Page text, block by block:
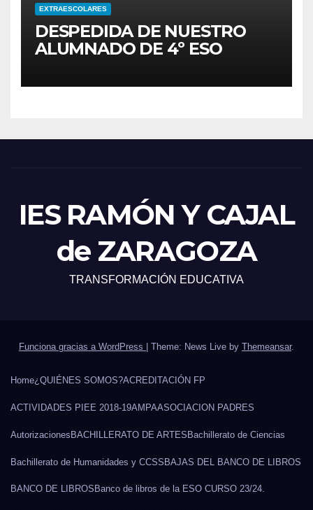
EXTRAESCOLARES
DESPEDIDA DE NUESTRO
ALUMNADO DE 4º ESO
IES RAMÓN Y CAJAL
de ZARAGOZA
TRANSFORMACIÓN EDUCATIVA
Funciona gracias a WordPress Theme: News Live by Themeansar.
Home¿QUIÉNES SOMOS?ACREDITACIÓN FP
ACTIVIDADES PIEE 2018-19AMPAASOCIACION PADRES
Autorizaciones BACHILLERATO DE ARTES Bachillerato de Ciencias
Bachillerato de Humanidades y CCSSBAJAS DEL BANCO DE LIBROS
BANCO DE LIBROS Banco de libros de la ESO CURSO 23/24.